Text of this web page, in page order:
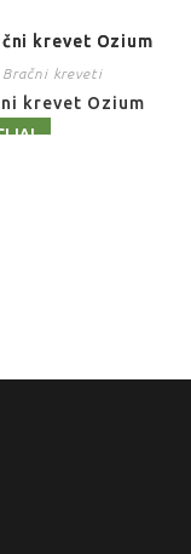
Bračni kreveti
krevet Ozium